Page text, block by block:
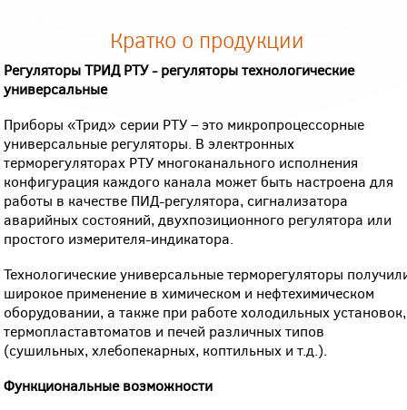
Кратко о продукции
Регуляторы ТРИД РТУ - регуляторы технологические
универсальные
Приборы «Трид» серии РТУ – это микропроцессорные
универсальные регуляторы. В электронных
терморегуляторах РТУ многоканального исполнения
конфигурация каждого канала может быть настроена для
работы в качестве ПИД-регулятора, сигнализатора
аварийных состояний, двухпозиционного регулятора или
простого измерителя-индикатора.
Технологические универсальные терморегуляторы
широкое применение в химическом и нефтехимическом
оборудовании, а также при работе холодильных установок,
термопластавтоматов и печей различных типов
(сушильных, хлебопекарных, коптильных и т.д.).
Функциональные возможности